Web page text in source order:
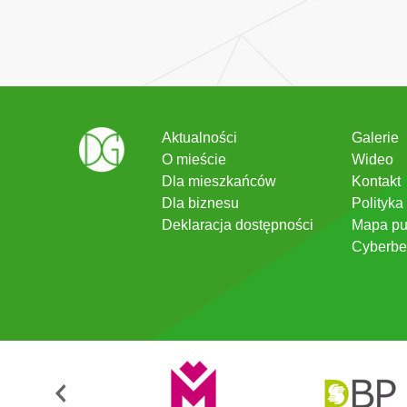
Aktualności
O mieście
Dla mieszkańców
Dla biznesu
Deklaracja dostępności
Galerie
Wideo
Kontakt
Mapa